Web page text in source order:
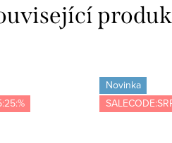
Novinka